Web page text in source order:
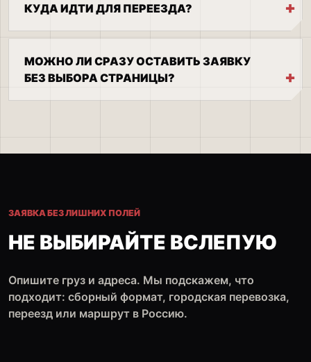
КУДА ИДТИ ДЛЯ ПЕРЕЕЗДА?
МОЖНО ЛИ СРАЗУ ОСТАВИТЬ ЗАЯВКУ
БЕЗ ВЫБОРА СТРАНИЦЫ?
ЗАЯВКА БЕЗ ЛИШНИХ ПОЛЕЙ
НЕ ВЫБИРАЙТЕ ВСЛЕПУЮ
Опишите груз и адреса. Мы подскажем, что
подходит: сборный формат, городская перевозка,
переезд или маршрут в Россию.